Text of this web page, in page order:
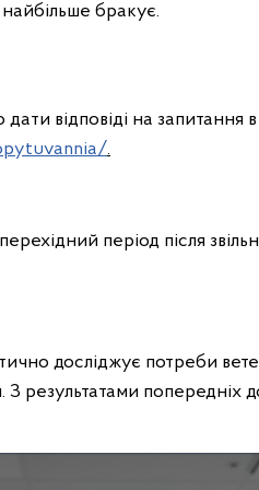
бракує.
відповіді на запитання в
.
період після
досліджує потреби
результатами попередніх